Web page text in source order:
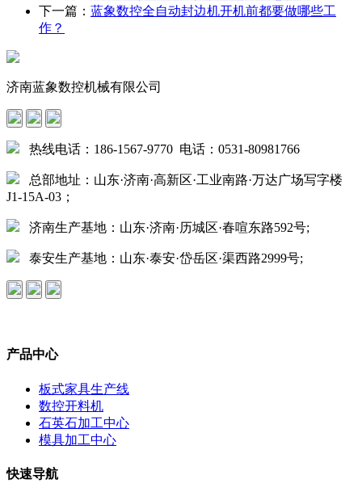
下一篇： 蓝象数控全自动封边机开机前都要做哪些工
作？
济南蓝象数控机械有限公司
热线电话：186-1567-9770 电话：0531-80981766
总部地址：山东·济南·高新区·工业南路·万达广场写字楼
J1-15A-03；
济南生产基地：山东·济南·历城区·春喧东路592号;
泰安生产基地：山东·泰安·岱岳区·渠西路2999号;
产品中心
板式家具生产线
数控开料机
石英石加工中心
模具加工中心
快速导航